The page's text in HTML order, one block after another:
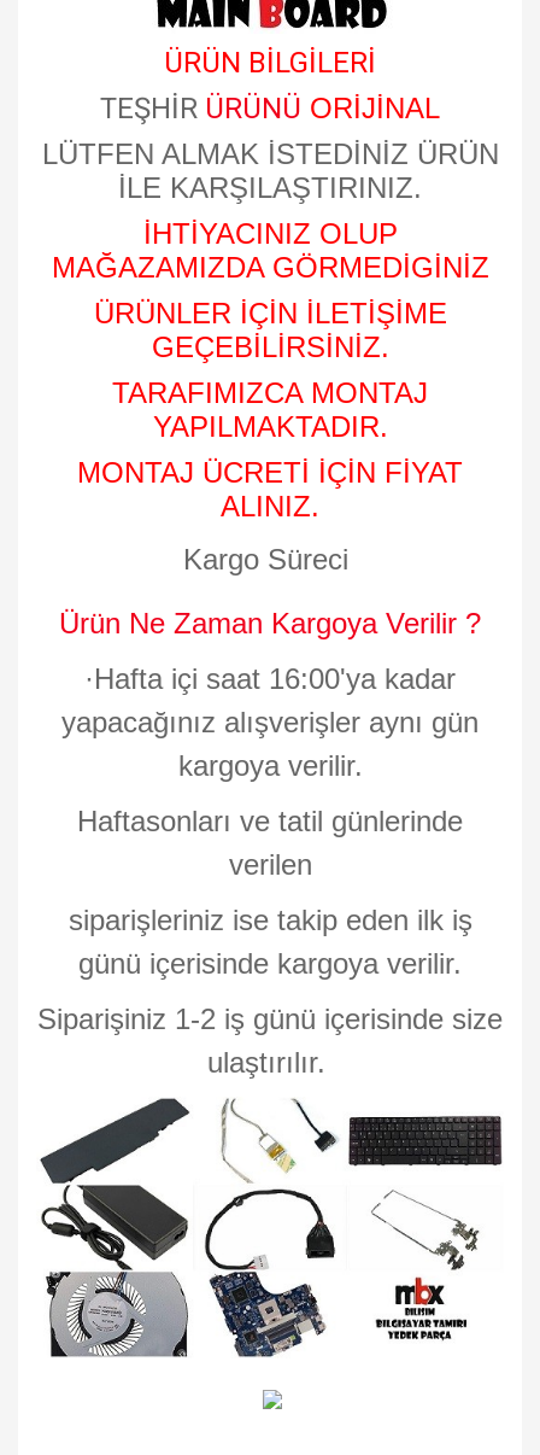
ÜRÜN BİLGİLERİ
TEŞHİR ÜRÜNÜ ORİJİNAL
LÜTFEN ALMAK İSTEDİNİZ ÜRÜN
İLE KARŞILAŞTIRINIZ.
İHTİYACINIZ OLUP
MAĞAZAMIZDA GÖRMEDİGİNİZ
ÜRÜNLER İÇİN İLETİŞİME
GEÇEBİLİRSİNİZ.
TARAFIMIZCA MONTAJ
YAPILMAKTADIR.
MONTAJ ÜCRETİ İÇİN FİYAT
ALINIZ.
Kargo Süreci
Ürün Ne Zaman Kargoya Verilir ?
·Hafta içi saat 16:00'ya kadar
yapacağınız alışverişler aynı gün
kargoya verilir.
Haftasonları ve tatil günlerinde
verilen
siparişleriniz ise takip eden ilk iş
günü içerisinde kargoya verilir.
Siparişiniz 1-2 iş günü içerisinde size
ulaştırılır.